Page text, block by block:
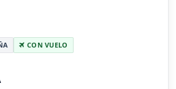
CON VUELO